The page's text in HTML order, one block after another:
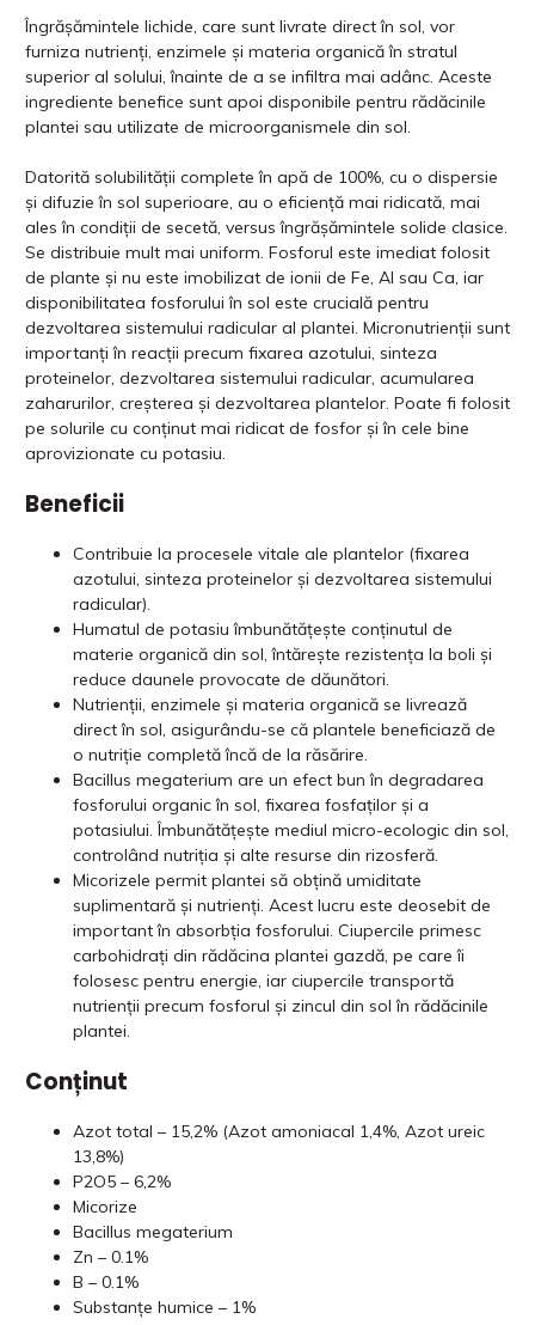
Îngrășămintele lichide, care sunt livrate direct în sol, vor
furniza nutrienți, enzimele și materia organică în stratul
superior al solului, înainte de a se infiltra mai adânc. Aceste
ingrediente benefice sunt apoi disponibile pentru rădăcinile
plantei sau utilizate de microorganismele din sol.
Datorită solubilității complete în apă de 100%, cu o dispersie
și difuzie în sol superioare, au o eficiență mai ridicată, mai
ales în condiții de secetă, versus îngrășămintele solide clasice.
Se distribuie mult mai uniform. Fosforul este imediat folosit
de plante și nu este imobilizat de ionii de Fe, Al sau Ca, iar
disponibilitatea fosforului în sol este crucială pentru
dezvoltarea sistemului radicular al plantei. Micronutrienții sunt
importanți în reacții precum fixarea azotului, sinteza
proteinelor, dezvoltarea sistemului radicular, acumularea
zaharurilor, creșterea și dezvoltarea plantelor. Poate fi folosit
pe solurile cu conținut mai ridicat de fosfor și în cele bine
aprovizionate cu potasiu.
Beneficii
Contribuie la procesele vitale ale plantelor (fixarea
azotului, sinteza proteinelor și dezvoltarea sistemului
radicular).
Humatul de potasiu îmbunătățește conținutul de
materie organică din sol, întărește rezistența la boli și
reduce daunele provocate de dăunători.
Nutrienții, enzimele și materia organică se livrează
direct în sol, asigurându-se că plantele beneficiază de
o nutriție completă încă de la răsărire.
Bacillus megaterium are un efect bun în degradarea
fosforului organic în sol, fixarea fosfaților și a
potasiului. Îmbunătățește mediul micro-ecologic din sol,
controlând nutriția și alte resurse din rizosferă.
Micorizele permit plantei să obțină umiditate
suplimentară și nutrienți. Acest lucru este deosebit de
important în absorbția fosforului. Ciupercile primesc
carbohidrați din rădăcina plantei gazdă, pe care îi
folosesc pentru energie, iar ciupercile transportă
nutrienții precum fosforul și zincul din sol în rădăcinile
plantei.
Conținut
Azot total – 15,2% (Azot amoniacal 1,4%, Azot ureic
13,8%)
P2O5 – 6,2%
Micorize
Bacillus megaterium
Zn – 0.1%
B – 0.1%
Substanțe humice – 1%